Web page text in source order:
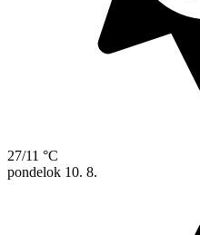
27/11 °C
pondelok 10. 8.